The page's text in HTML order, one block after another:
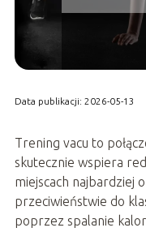
Data publikacji: 2026-05-13
Trening vacu to
skutecznie wspiera
miejscach najbardziej
przeciwieństwie do
poprzez spalanie